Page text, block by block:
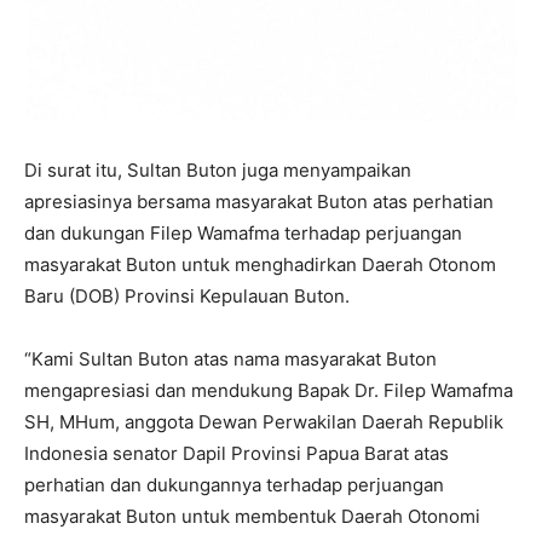
Di surat itu, Sultan Buton juga menyampaikan
apresiasinya bersama masyarakat Buton atas perhatian
dan dukungan Filep Wamafma terhadap perjuangan
masyarakat Buton untuk menghadirkan Daerah Otonom
Baru (DOB) Provinsi Kepulauan Buton.
“Kami Sultan Buton atas nama masyarakat Buton
mengapresiasi dan mendukung Bapak Dr. Filep Wamafma
SH, MHum, anggota Dewan Perwakilan Daerah Republik
Indonesia senator Dapil Provinsi Papua Barat atas
perhatian dan dukungannya terhadap perjuangan
masyarakat Buton untuk membentuk Daerah Otonomi